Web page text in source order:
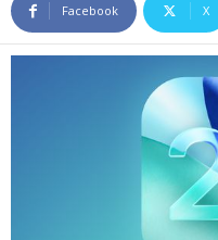
Facebook X